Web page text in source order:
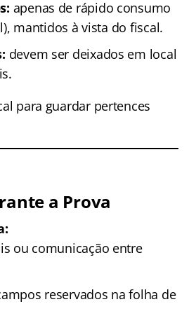
apenas de rápido consumo
mantidos à vista do fiscal.
devem ser deixados em local
para guardar pertences
a Prova
ou comunicação entre
reservados na folha de